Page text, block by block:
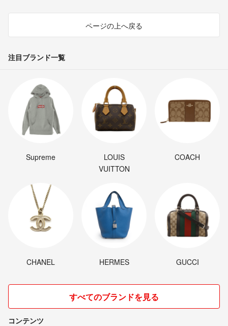
ページの上へ戻る
注目ブランド一覧
Supreme
LOUIS
VUITTON
COACH
CHANEL HERMES GUCCI
すべてのブランドを見る
コンテンツ